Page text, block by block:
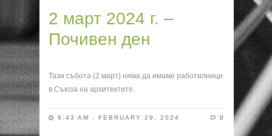
2 март 2024 г. –
Почивен ден
Тази събота (2 март) няма да имаме работилници
в Съюза на архитектите.
6:43 AM , FEBRUARY 29, 2024 0